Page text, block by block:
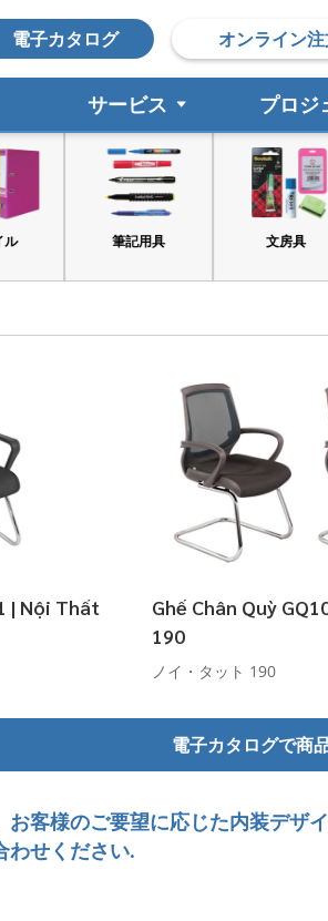
電子カタログ オンライン
サービス プロジ
筆記用具 文房具
| Nội Thất
Ghế Chân Quỳ
190
ノイ・タット 190
電子カタログで商
客様のご要望に応じた内装デザ
わせください.